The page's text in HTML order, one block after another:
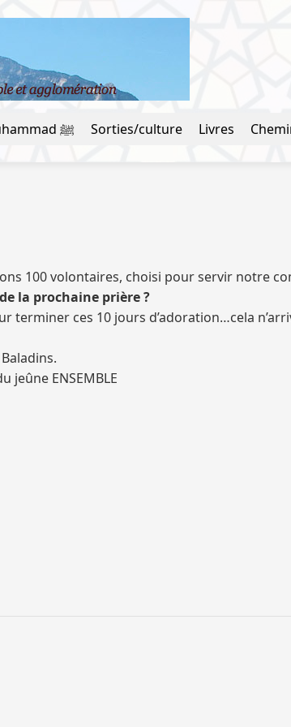
La vie du prophète Mouhammad ﷺ Sorties/culture Livres
100 volontaires, choisi pour servir notre
la prochaine prière ?
ces 10 jours d’adoration…cela
jeûne ENSEMBLE